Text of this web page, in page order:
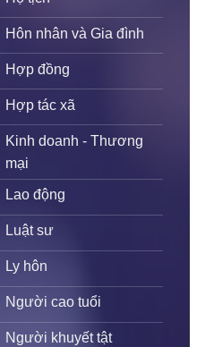
Hôn nhân và Gia đình
Hợp đồng
Hợp tác xã
Kinh doanh - Thương
mại
Lao động
Luật sư
Ly hôn
Người cao tuổi
Người khuyết tật